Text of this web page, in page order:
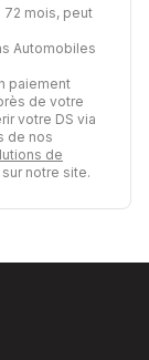
72 mois, peut
Automobiles
paiement
de votre
votre DS via
de nos
de
notre site.